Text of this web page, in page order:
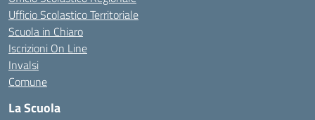
Ufficio Scolastico Territoriale
Scuola in Chiaro
Iscrizioni On Line
Invalsi
Comune
La Scuola